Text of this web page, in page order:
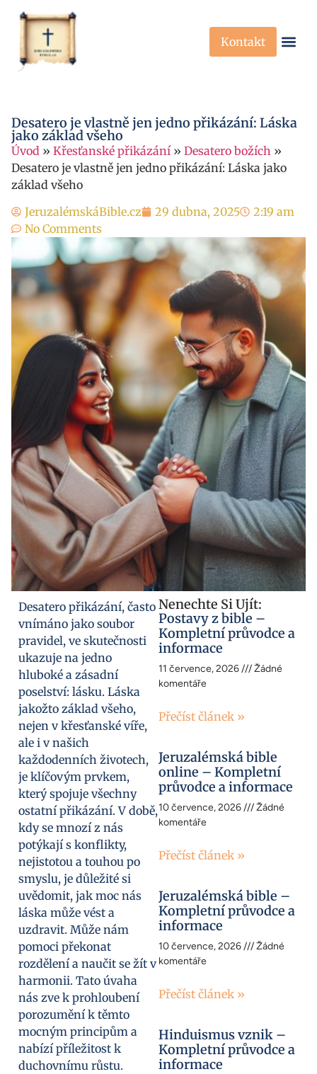
Kontakt
Desatero je vlastně jen jedno přikázání: Láska
jako základ všeho
Úvod » Křesťanské přikázání » Desatero božích »
Desatero je vlastně jen jedno přikázání: Láska jako
základ všeho
JeruzalémskáBible.cz
29 dubna, 2025
2:19 am
No Comments
Desatero přikázání, často
vnímáno jako soubor
pravidel, ve skutečnosti
ukazuje na jedno
hluboké a zásadní
poselství: lásku. Láska
jakožto základ všeho,
nejen v křesťanské víře,
ale i v našich
každodenních životech,
je klíčovým prvkem,
který spojuje všechny
ostatní přikázání. V době,
kdy se mnozí z nás
potýkají s konflikty,
nejistotou a touhou po
smyslu, je důležité si
uvědomit, jak moc nás
láska může vést a
uzdravit. Může nám
pomoci překonat
rozdělení a naučit se žít v
harmonii. Tato úvaha
nás zve k prohloubení
porozumění k těmto
mocným principům a
nabízí příležitost k
duchovnímu růstu.
Nenechte Si Ujít:
Postavy z bible –
Kompletní průvodce a
informace
11 července, 2026
Žádné
komentáře
Přečíst článek »
Jeruzalémská bible
online – Kompletní
průvodce a informace
10 července, 2026
Žádné
komentáře
Přečíst článek »
Jeruzalémská bible –
Kompletní průvodce a
informace
10 července, 2026
Žádné
komentáře
Přečíst článek »
Hinduismus vznik –
Kompletní průvodce a
informace